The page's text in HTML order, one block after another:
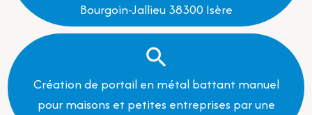
Bourgoin-Jallieu 38300 Isère
Création de portail en métal battant manuel
pour maisons et petites entreprises par une